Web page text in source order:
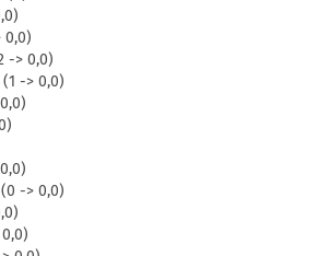
0,0)
-> 0,0)
-> 0,0)
-> 0,0)